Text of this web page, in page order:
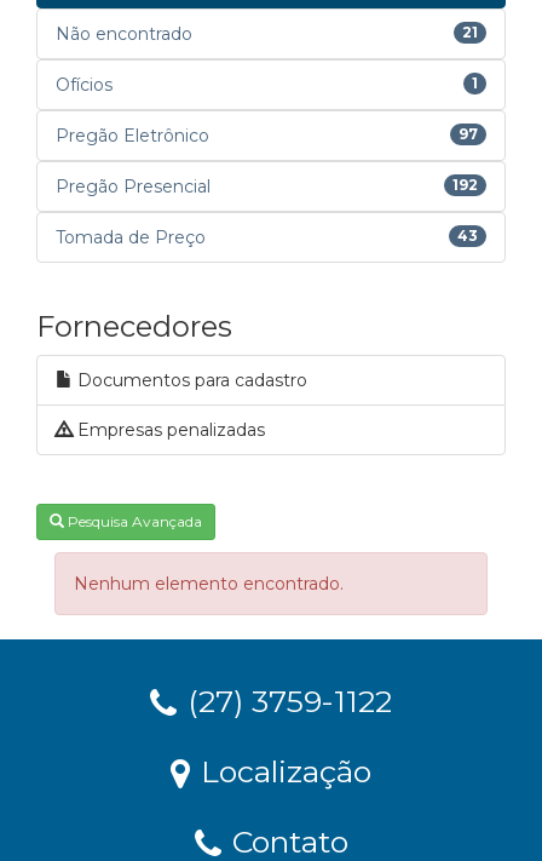
Não encontrado 21
Ofícios 1
Pregão Eletrônico 97
Pregão Presencial 192
Tomada de Preço 43
Fornecedores
Documentos para cadastro
Empresas penalizadas
Pesquisa Avançada
Nenhum elemento encontrado.
(27) 3759-1122
Localização
Contato